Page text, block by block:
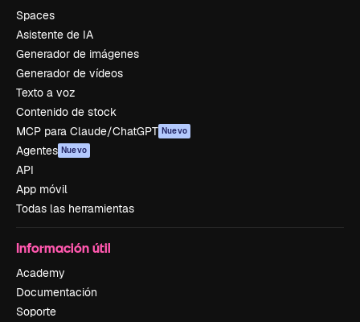
Spaces
Asistente de IA
Generador de imágenes
Generador de vídeos
Texto a voz
Contenido de stock
MCP para Claude/ChatGPT Nuevo
Agentes Nuevo
API
App móvil
Todas las herramientas
Información útil
Academy
Documentación
Soporte